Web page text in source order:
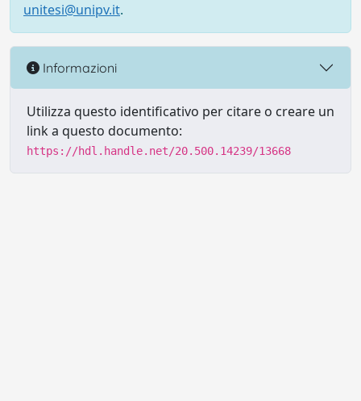
unitesi@unipv.it.
Informazioni
Utilizza questo identificativo per citare o creare un
link a questo documento:
https://hdl.handle.net/20.500.14239/13668